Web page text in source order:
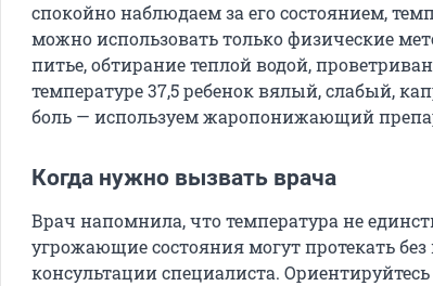
спокойно наблюдаем за его состоянием,
можно использовать только физические
питье, обтирание теплой водой,
температуре 37,5 ребенок вялый, слабый,
боль — используем жаропонижающий
Когда нужно вызвать врача
Врач напомнила, что температура не
угрожающие состояния могут протекать
консультации специалиста.